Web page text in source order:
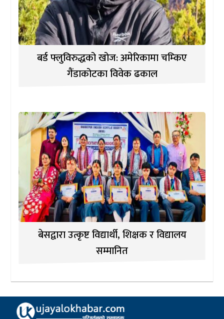
बर्ड फ्लुविरुद्धको खोज: अमेरिकामा चम्किए
गैंडाकोटका विवेक ढकाल
बेसद्वारा उत्कृष्ट विद्यार्थी, शिक्षक र विद्यालय
सम्मानित